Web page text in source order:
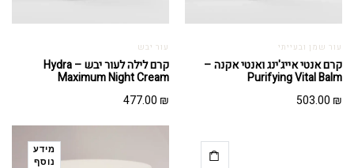
עור שמן ובעייתי
קרם אנטי אייג'ינג ואנטי אקנה –
Purifying Vital Balm
503.00 ₪
עור יבש
קרם לילה לעור יבש – Hydra
Maximum Night Cream
477.00 ₪
מידע
נוסף